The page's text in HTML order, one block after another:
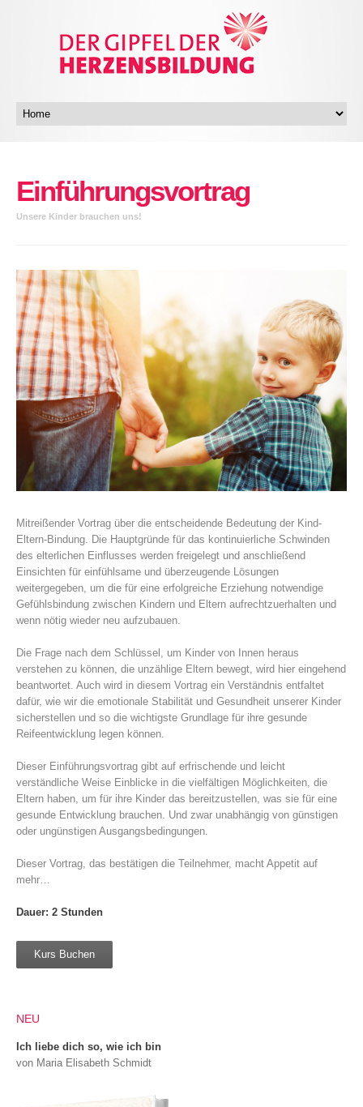
Einführungsvortrag
Unsere Kinder brauchen uns!
Mitreißender Vortrag über die entscheidende Bedeutung der Kind-
Eltern-Bindung. Die Hauptgründe für das kontinuierliche Schwinden
des elterlichen Einflusses werden freigelegt und anschließend
Einsichten für einfühlsame und überzeugende Lösungen
weitergegeben, um die für eine erfolgreiche Erziehung notwendige
Gefühlsbindung zwischen Kindern und Eltern aufrechtzuerhalten und
wenn nötig wieder neu aufzubauen.
Die Frage nach dem Schlüssel, um Kinder von Innen heraus
verstehen zu können, die unzählige Eltern bewegt, wird hier eingehend
beantwortet. Auch wird in diesem Vortrag ein Verständnis entfaltet
dafür, wie wir die emotionale Stabilität und Gesundheit unserer Kinder
sicherstellen und so die wichtigste Grundlage für ihre gesunde
Reifeentwicklung legen können.
Dieser Einführungsvortrag gibt auf erfrischende und leicht
verständliche Weise Einblicke in die vielfältigen Möglichkeiten, die
Eltern haben, um für ihre Kinder das bereitzustellen, was sie für eine
gesunde Entwicklung brauchen. Und zwar unabhängig von günstigen
oder ungünstigen Ausgangsbedingungen.
Dieser Vortrag, das bestätigen die Teilnehmer, macht Appetit auf
mehr…
Dauer: 2 Stunden
Kurs Buchen
NEU
Ich liebe dich so, wie ich bin
von Maria Elisabeth Schmidt